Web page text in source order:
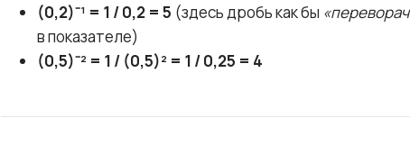
(0,2)⁻¹ = 1 / 0,2 = 5 (здесь дробь как бы
в показателе)
(0,5)⁻² = 1 / (0,5)² = 1 / 0,25 = 4